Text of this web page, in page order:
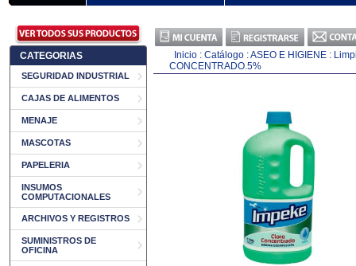
CATEGORIAS
SEGURIDAD INDUSTRIAL
CAJAS DE ALIMENTOS
MENAJE
MASCOTAS
PAPELERIA
INSUMOS
COMPUTACIONALES
ARCHIVOS Y REGISTROS
SUMINISTROS DE
OFICINA
Inicio : Catálogo :ASEO E HIGIENE :
CONCENTRADO.5%